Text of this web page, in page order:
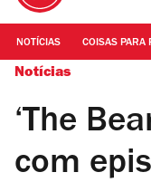
NOTÍCIAS COISAS PARA
Notícias
‘The
com